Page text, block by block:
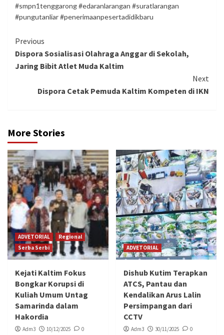
#smpn1tenggarong #edaranlarangan #suratlarangan
#pungutanliar #penerimaanpesertadidikbaru
Continue
Reading
Previous
Dispora Sosialisasi Olahraga Anggar di Sekolah,
Jaring Bibit Atlet Muda Kaltim
Next
Dispora Cetak Pemuda Kaltim Kompeten di IKN
More Stories
ADVETORIAL
Regional
Serba Serbi
Kejati Kaltim Fokus
Bongkar Korupsi di
Kuliah Umum Untag
Samarinda dalam
Hakordia
Adm3 10/12/2025 0
ADVETORIAL
Dishub Kutim Terapkan
ATCS, Pantau dan
Kendalikan Arus Lalin
Persimpangan dari
CCTV
Adm3 30/11/2025 0